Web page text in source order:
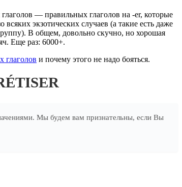
— правильных глаголов на -er, которые
экзотических случаев (а такие есть даже
В общем, довольно скучно, но хорошая
Еще раз: 6000+.
глаголов и почему этого не надо бояться.
Мы будем вам признательны, если Вы